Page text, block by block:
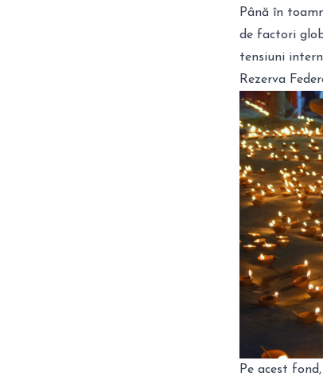
Până în
de factori
tensiuni
Rezerva
Pe acest